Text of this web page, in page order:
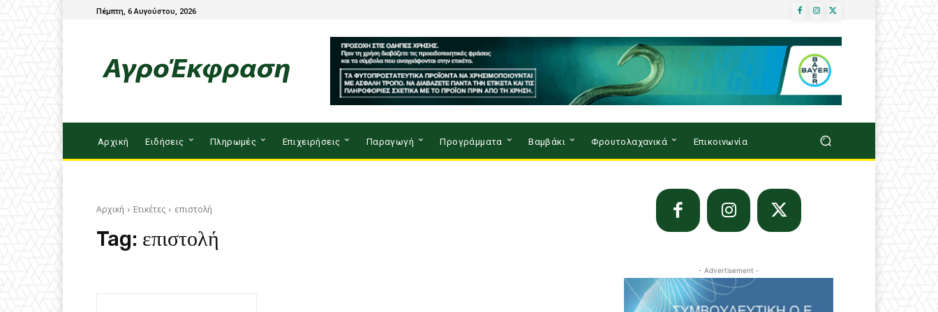
Πέμπτη, 6 Αυγούστου, 2026
Αρχική Ειδήσεις Πληρωμές Επιχειρήσεις Παραγωγή Προγράμματα Βαμβάκι Φρουτολαχανικά Επικοινωνία
Αρχική Ετικέτες επιστολή
Tag: επιστολή
- Advertisement -